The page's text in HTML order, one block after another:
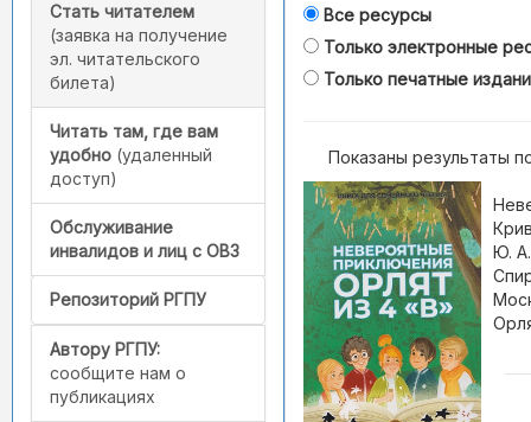
Стать читателем
(заявка на получение
эл. читательского
билета)
Читать там, где вам
удобно (удаленный
доступ)
Обслуживание
инвалидов и лиц с ОВЗ
Репозиторий РГПУ
Автору РГПУ:
сообщите нам о
публикациях
Все ресурсы
Только электронные
Только печатные
Показаны результаты
Ю.